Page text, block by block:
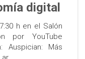
digital
h en el Salón
por YouTube
Auspician: Más